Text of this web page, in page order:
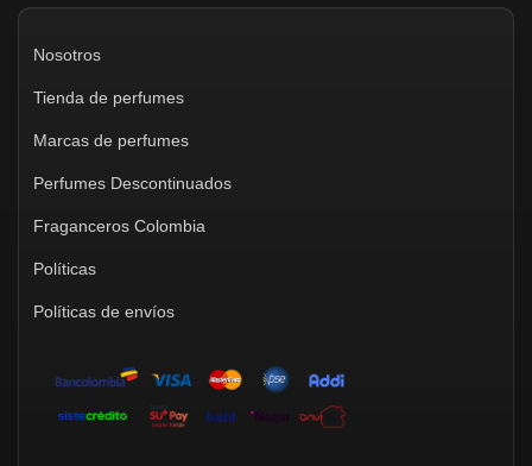
Nosotros
Tienda de perfumes
Marcas de perfumes
Perfumes Descontinuados
Fraganceros Colombia
Políticas
Políticas de envíos